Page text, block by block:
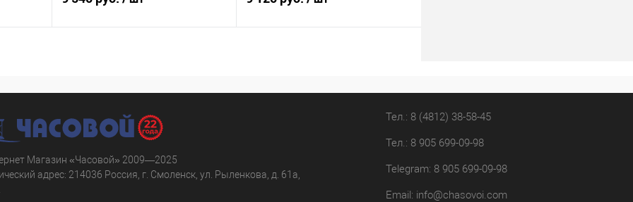
Купить в 1 клик
К сравнению
В избранное
Купить в 1 клик
К сравнению
В наличии
Магазин «Часовой» 2009—2025
адрес: 214036 Россия, г. Смоленск, ул. Рыленкова, д. 61а,
Тел.: 8 (4812) 38-58-45
Тел.: 8 905 699-09-98
Telegram: 8 905 699-09-98
Email: info@chasovoi.com